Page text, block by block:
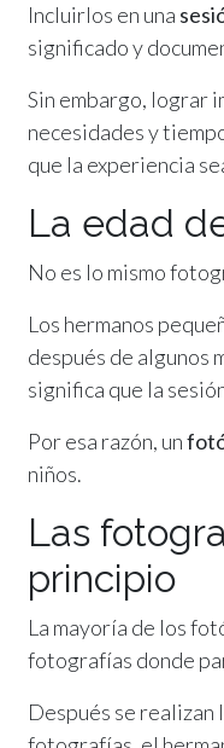
Incluirlos en una
significado y
Sin embargo, lograr
necesidades y
que la experiencia
La edad
No es lo mismo
Los hermanos
después de algunos
significa que la
Por esa razón, un
niños.
Las
principio
La mayoría de los
fotografías donde
Después se realizan